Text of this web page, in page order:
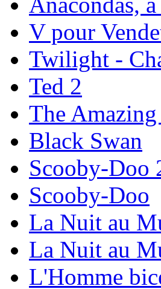
V pour
Twilight -
Ted 2
The
Black Swan
Scooby-Doo
Scooby-Doo
La Nuit au
La Nuit au
L'Homme